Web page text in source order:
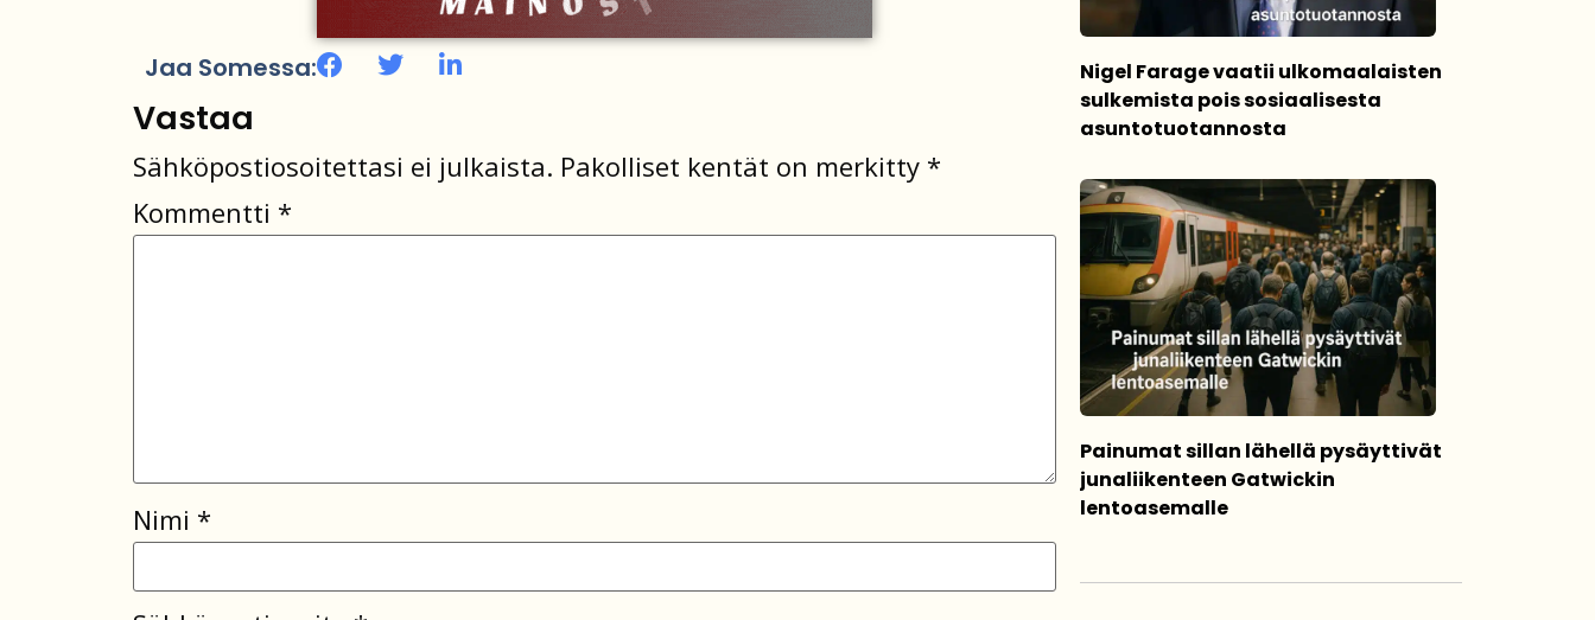
Jaa Somessa:
Vastaa
Sähköpostiosoitettasi ei julkaista. Pakolliset kentät on merkitty *
Kommentti *
Nimi *
Nigel Farage vaatii ulkomaalaisten
sulkemista pois sosiaalisesta
asuntotuotannosta
Painumat sillan lähellä pysäyttivät
junaliikenteen Gatwickin
lentoasemalle